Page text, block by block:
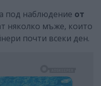
под наблюдение от
няколко мъже, които
почти всеки ден.